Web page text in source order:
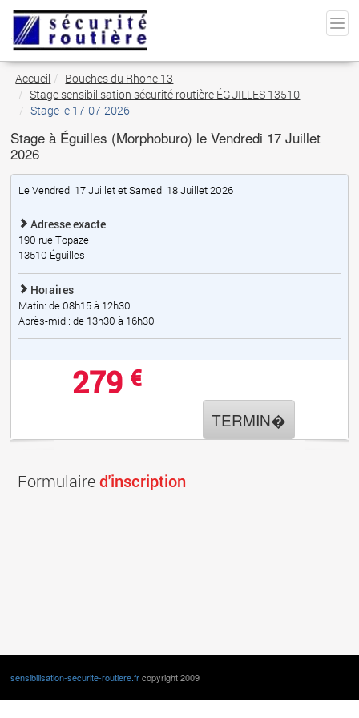
Accueil
Bouches du Rhone 13
Stage sensibilisation sécurité routière ÉGUILLES 13510
Stage le 17-07-2026
Stage à Éguilles (Morphoburo) le Vendredi 17 Juillet
2026
Le Vendredi 17 Juillet et Samedi 18 Juillet 2026
Adresse exacte
190 rue Topaze
13510 Éguilles
Horaires
Matin: de 08h15 à 12h30
Après-midi: de 13h30 à 16h30
279 €
TERMIN�
Formulaired'inscription
sensibilisation-securite-routiere.frcopyright 2009